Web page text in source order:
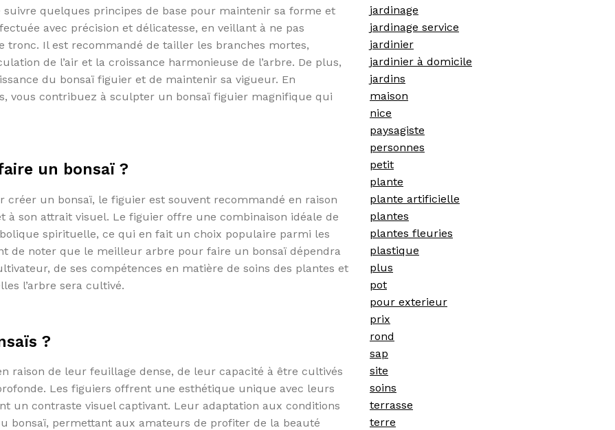
quelques principes de base pour maintenir sa forme et
avec précision et délicatesse, en veillant à ne pas
Il est recommandé de tailler les branches mortes,
de l’air et la croissance harmonieuse de l’arbre. De plus,
du bonsaï figuier et de maintenir sa vigueur. En
vous contribuez à sculpter un bonsaï figuier magnifique qui
un bonsaï ?
créer un bonsaï, le figuier est souvent recommandé en raison
à son attrait visuel. Le figuier offre une combinaison idéale de
spirituelle, ce qui en fait un choix populaire parmi les
de noter que le meilleur arbre pour faire un bonsaï dépendra
de ses compétences en matière de soins des plantes et
l’arbre sera cultivé.
?
raison de leur feuillage dense, de leur capacité à être cultivés
Les figuiers offrent une esthétique unique avec leurs
un contraste visuel captivant. Leur adaptation aux conditions
bonsaï, permettant aux amateurs de profiter de la beauté
jardinage
jardinage service
jardinier
jardinier à domicile
jardins
maison
nice
paysagiste
personnes
petit
plante
plante artificielle
plantes
plantes fleuries
plastique
plus
pot
pour exterieur
prix
rond
sap
site
soins
terrasse
terre